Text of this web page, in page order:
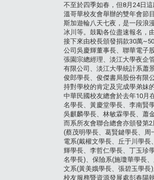
不至於四季如春，但8月24日
溫哥華校友會舉辦的雙年會節
斯加遊輪八天七夜，是一段浪
冰川等。鼓勵各位盡速報名，
接下來由校長頒發捐款30萬
公司吳慶輝董事長、聯華電子
張園宗總經理、淡江大學夜企
有限公司、淡江大學統計系蕭
俊郎學長、俊傑書局股份有限
持對學校的肯定及完成學弟妹
中華民國校友總會於去年10月
名學長、黃慶堂學長、李南賢
吳麒麟學長、林敏霖學長、蕭
而系所友會聯合總會亦頒發第
(蔡茂明學長、葛賢鍵學長、
電系(戴權文學長、丘于川學
輝學長、李哲仁學長、丁玉珍
名學長)、保險系(施瓊華學長
文系(黃美娥學長、張碧玉學長
校友服務暨資源發展處彭春陽